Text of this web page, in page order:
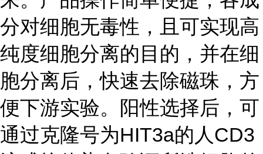
分对细胞无毒性，且可实现高
纯度细胞分离的目的，并在细
胞分离后，快速去除磁珠，方
便下游实验。阳性选择后，可
通过克隆号为HIT3a的人CD3